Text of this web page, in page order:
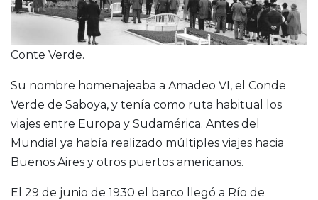
Conte Verde.
Su nombre homenajeaba a Amadeo VI, el Conde
Verde de Saboya, y tenía como ruta habitual los
viajes entre Europa y Sudamérica. Antes del
Mundial ya había realizado múltiples viajes hacia
Buenos Aires y otros puertos americanos.
El 29 de junio de 1930 el barco llegó a Río de